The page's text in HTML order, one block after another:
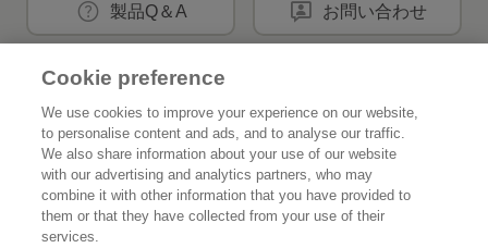
製品Q＆A お問い合わせ
Home 花王について
Cookie preference
We use cookies to improve your experience on our website,
to personalise content and ads, and to analyse our traffic.
We also share information about your use of our website
with our advertising and analytics partners, who may
combine it with other information that you have provided to
them or that they have collected from your use of their
services.